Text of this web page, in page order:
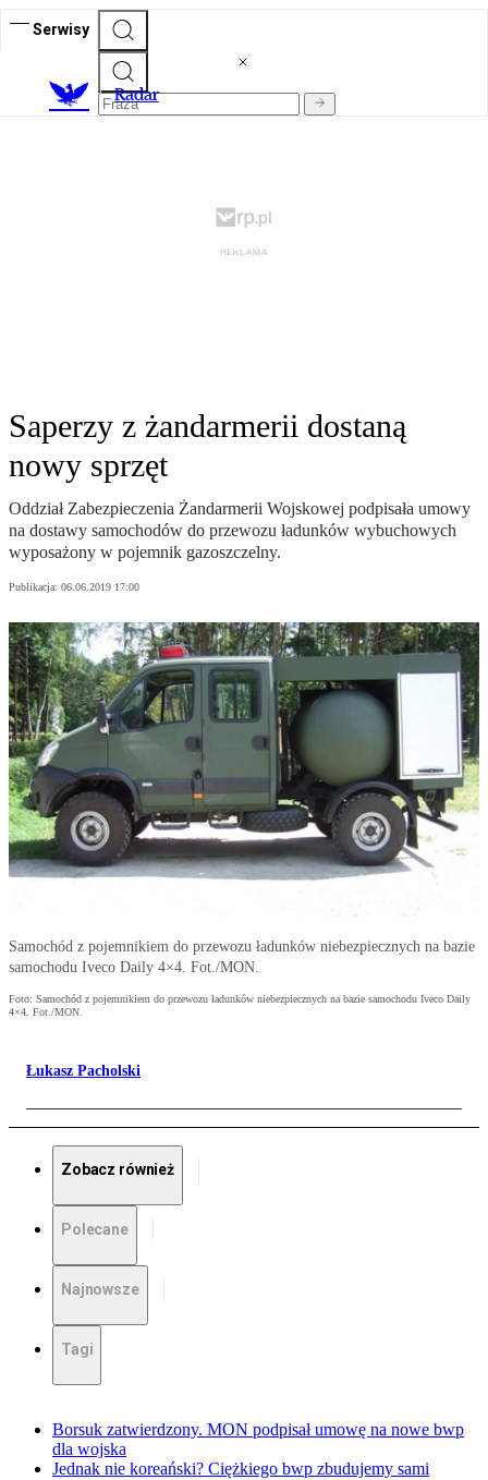
Serwisy
Radar
Saperzy z żandarmerii dostaną
nowy sprzęt
Oddział Zabezpieczenia Żandarmerii Wojskowej podpisała umowy
na dostawy samochodów do przewozu ładunków wybuchowych
wyposażony w pojemnik gazoszczelny.
Publikacja: 06.06.2019 17:00
Samochód z pojemnikiem do przewozu ładunków niebezpiecznych na bazie
samochodu Iveco Daily 4×4. Fot./MON.
Foto: Samochód z pojemnikiem do przewozu ładunków niebezpiecznych na bazie samochodu Iveco Daily
4×4. Fot./MON.
Łukasz Pacholski
Zobacz również
Polecane
Najnowsze
Tagi
Borsuk zatwierdzony. MON podpisał umowę na nowe bwp
dla wojska
Jednak nie koreański? Ciężkiego bwp zbudujemy sami